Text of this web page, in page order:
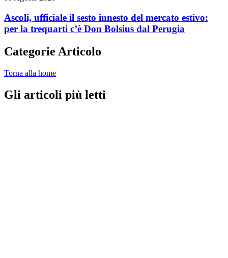
Ascoli, ufficiale il sesto innesto del mercato estivo:
per la trequarti c’è Don Bolsius dal Perugia
Categorie Articolo
Torna alla home
Gli articoli più letti